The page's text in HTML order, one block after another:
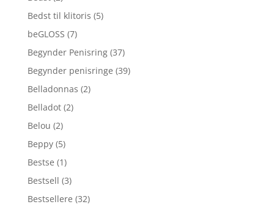
Bedst til klitoris (5)
beGLOSS (7)
Begynder Penisring (37)
Begynder penisringe (39)
Belladonnas (2)
Belladot (2)
Belou (2)
Beppy (5)
Bestse (1)
Bestsell (3)
Bestsellere (32)